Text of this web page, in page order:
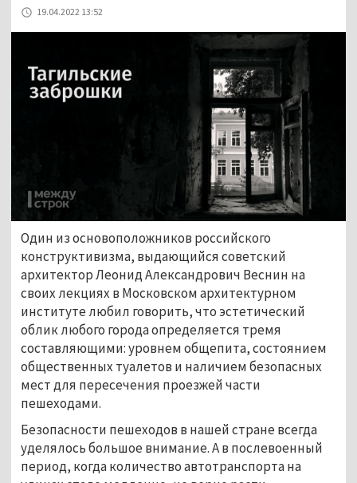
19.04.2022 13:52
Один из основоположников российского
конструктивизма, выдающийся советский
архитектор Леонид Александрович Веснин на
своих лекциях в Московском архитектурном
институте любил говорить, что эстетический
облик любого города определяется тремя
составляющими: уровнем общепита, состоянием
общественных туалетов и наличием безопасных
мест для пересечения проезжей части
пешеходами.
Безопасности пешеходов в нашей стране всегда
уделялось большое внимание. А в послевоенный
период, когда количество автотранспорта на